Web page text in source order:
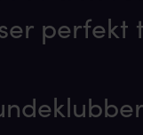
perfekt